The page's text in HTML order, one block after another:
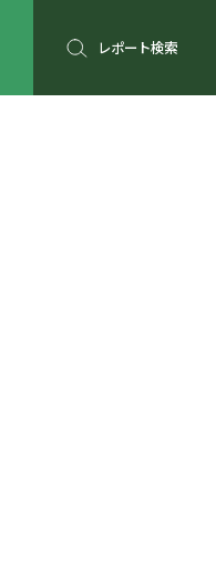
レポート検索